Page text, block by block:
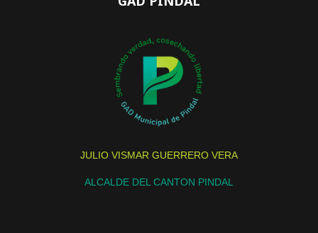
JULIO VISMAR GUERRERO VERA
ALCALDE DEL CANTON PINDAL